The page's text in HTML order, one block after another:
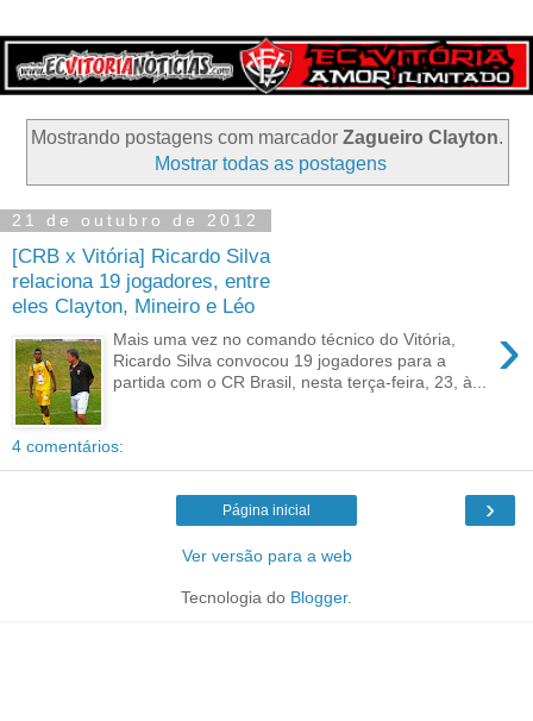
Mostrando postagens com marcador Zagueiro Clayton.
Mostrar todas as postagens
21 de outubro de 2012
[CRB x Vitória] Ricardo Silva
relaciona 19 jogadores, entre
eles Clayton, Mineiro e Léo
›
Mais uma vez no comando técnico do Vitória,
Ricardo Silva convocou 19 jogadores para a
partida com o CR Brasil, nesta terça-feira, 23, à...
4 comentários:
›
Página inicial
Ver versão para a web
Tecnologia do Blogger.